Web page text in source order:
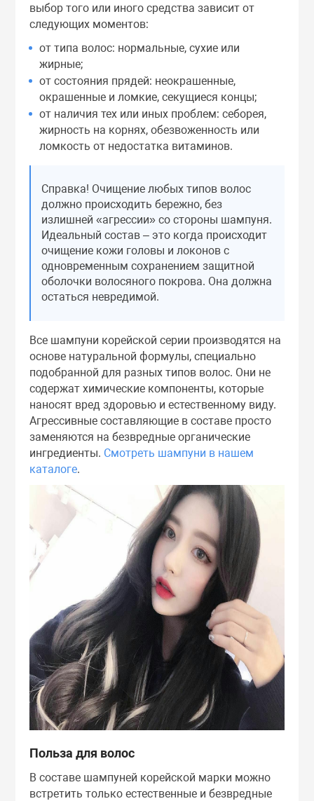
Софтнеры
Спреи
Стики
Сыворотки
Тонеры
Эмульсии
Эссенции
выбор того или иного средства зависит от
следующих моментов:
от типа волос: нормальные, сухие или
жирные;
от состояния прядей: неокрашенные,
окрашенные и ломкие, секущиеся концы;
от наличия тех или иных проблем: себорея,
жирность на корнях, обезвоженность или
ломкость от недостатка витаминов.
Справка! Очищение любых типов волос
должно происходить бережно, без
излишней «агрессии» со стороны шампуня.
Идеальный состав – это когда происходит
очищение кожи головы и локонов с
одновременным сохранением защитной
оболочки волосяного покрова. Она должна
остаться невредимой.
Все шампуни корейской серии производятся на
основе натуральной формулы, специально
подобранной для разных типов волос. Они не
содержат химические компоненты, которые
наносят вред здоровью и естественному виду.
Агрессивные составляющие в составе просто
заменяются на безвредные органические
ингредиенты. Смотреть шампуни в нашем
каталоге.
Польза для волос
В составе шампуней корейской марки можно
встретить только естественные и безвредные